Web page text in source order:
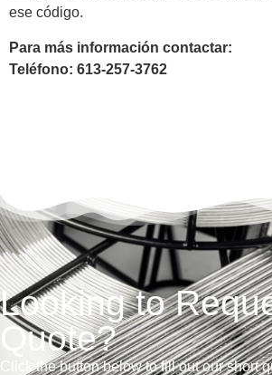
ese código.
Para más información contactar:
Teléfono: 613-257-3762
Looking to
Quote?
Click the button below to fill out our short